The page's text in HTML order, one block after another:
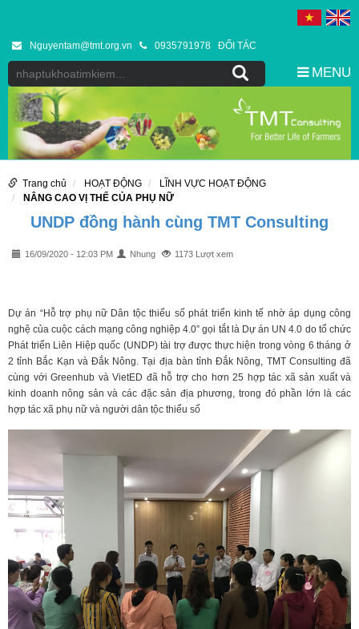
Nguyentam@tmt.org.vn 0935791978 ĐỐI TÁC
MENU
Trang chủ HOẠT ĐỘNG
LĨNH VỰC HOẠT ĐỘNG
NÂNG CAO VỊ THẾ CỦA PHỤ NỮ
UNDP đồng hành cùng TMT Consulting
16/09/2020 - 12:03 PM Nhung 1173 Lượt xem
Dự án “Hỗ trợ phụ nữ Dân tộc thiểu số phát triển kinh tế nhờ áp dụng công
nghệ của cuộc cách mạng công nghiệp 4.0” gọi tắt là Dự án UN 4.0 do tổ chức
Phát triển Liên Hiệp quốc (UNDP) tài trợ được thực hiện trong vòng 6 tháng ở
2 tỉnh Bắc Kạn và Đắk Nông. Tại địa bàn tỉnh Đắk Nông, TMT Consulting đã
cùng với Greenhub và VietED đã hỗ trợ cho hơn 25 hợp tác xã sản xuất và
kinh doanh nông sản và các đặc sản địa phương, trong đó phần lớn là các
hợp tác xã phụ nữ và người dân tộc thiểu số